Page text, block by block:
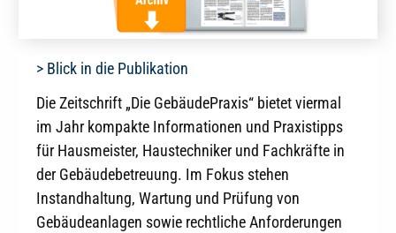
> Blick in die Publikation
Die Zeitschrift „Die GebäudePraxis“ bietet viermal
im Jahr kompakte Informationen und Praxistipps
für Hausmeister, Haustechniker und Fachkräfte in
der Gebäudebetreuung. Im Fokus stehen
Instandhaltung, Wartung und Prüfung von
Gebäudeanlagen sowie rechtliche Anforderungen